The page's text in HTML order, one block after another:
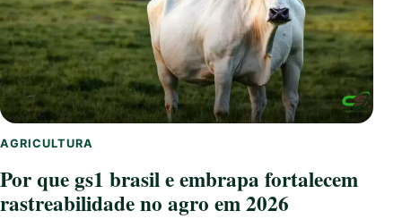
AGRICULTURA
Por que gs1 brasil e embrapa fortalecem
rastreabilidade no agro em 2026